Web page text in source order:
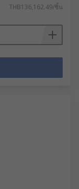
THB136,162.49/ชิ้น